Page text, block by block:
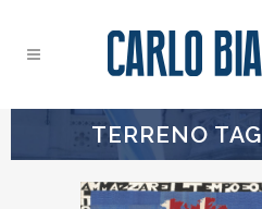
TERRENO TAG